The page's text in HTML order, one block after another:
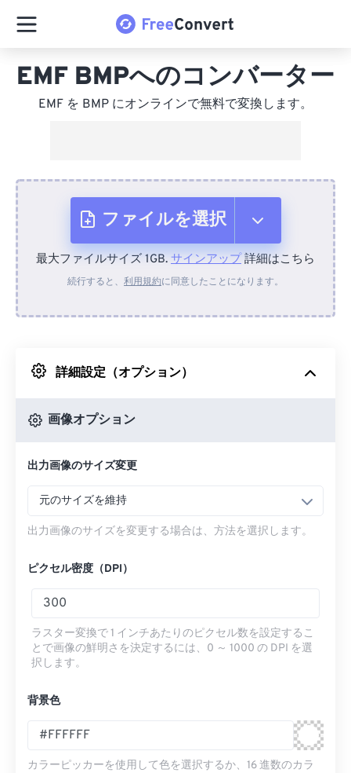
EMF BMPへのコンバーター
EMF を BMP にオンラインで無料で変換します。
ファイルを選択
デバイスから
Googleドライブから
URLから
最大ファイルサイズ 1GB. サインアップ詳細はこちら
続行すると、 利用規約に同意したことになります。
詳細設定（オプション）
画像オプション
出力画像のサイズ変更
元のサイズを維持
出力画像のサイズを変更する場合は、方法を選択します。
ピクセル密度（DPI）
ラスター変換で 1 インチあたりのピクセル数を設定するこ
とで画像の鮮明さを決定するには、0 ～ 1000 の DPI を選
択します。
背景色
カラーピッカーを使用して色を選択するか、16 進数のカラ